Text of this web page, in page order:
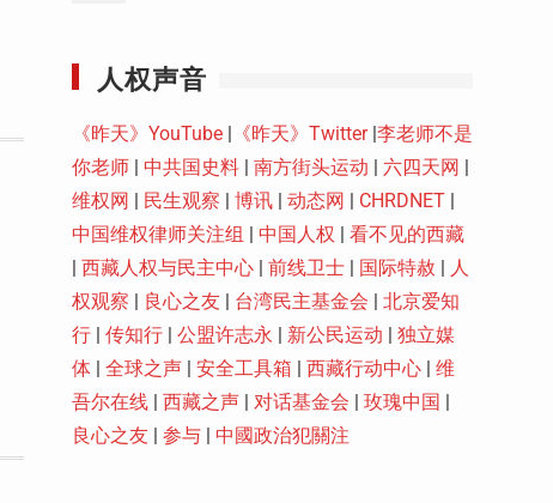
人权声音
《昨天》YouTube | 《昨天》Twitter|李老师不是
你老师 | 中共国史料 | 南方街头运动 | 六四天网 |
维权网 | 民生观察 | 博讯 | 动态网 | CHRDNET |
中国维权律师关注组 | 中国人权 | 看不见的西藏
| 西藏人权与民主中心 | 前线卫士 | 国际特赦 | 人
权观察 | 良心之友 | 台湾民主基金会 | 北京爱知
行 | 传知行 | 公盟许志永 | 新公民运动 | 独立媒
体 | 全球之声 | 安全工具箱 | 西藏行动中心 | 维
吾尔在线 | 西藏之声 | 对话基金会 | 玫瑰中国 |
良心之友 | 参与 | 中國政治犯關注